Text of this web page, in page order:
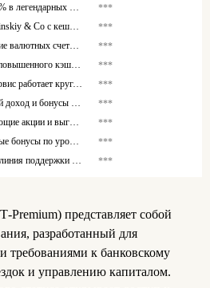
***
***
***
***
Консьерж-сервис работает круглосуточно
***
***
***
***
***
представляет собой
разработанный для
требованиями к банковскому
и управлению капиталом.